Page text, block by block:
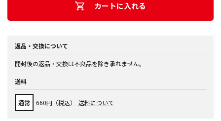
カートに入れる
返品・交換について
開封後の返品・交換は不良品を除き承れません。
送料
通常 660円（税込） 送料について